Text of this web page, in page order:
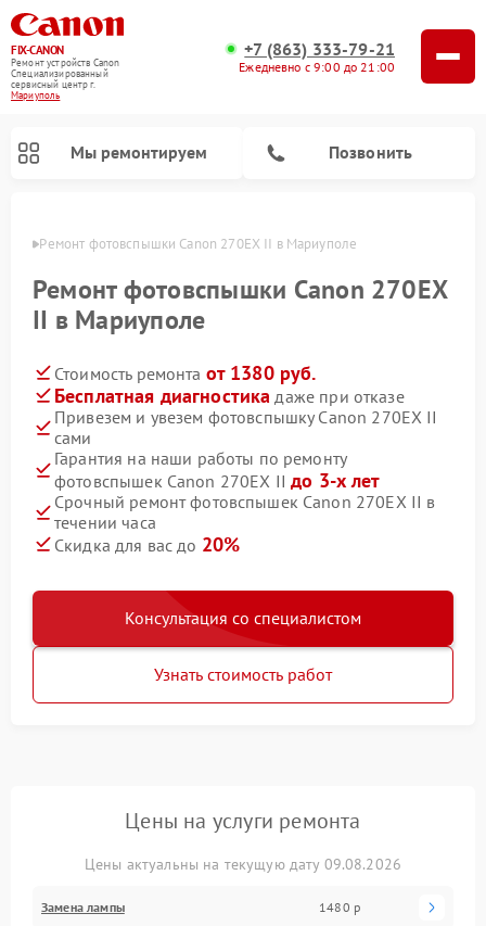
FIX-CANON
Ремонт устройств Canon
Специализированный
cервисный центр г.
Мариуполь
+7 (863) 333-79-21
Ежедневно с 9:00 до 21:00
Мы ремонтируем Позвонить
Ремонт фотовспышки Canon 270EX II в Мариуполе
Ремонт фотовспышки Canon 270EX
II в Мариуполе
Стоимость ремонта от 1380 руб.
Бесплатная диагностика даже при отказе
Привезем и увезем фотовспышку Canon 270EX II
сами
Гарантия на наши работы по ремонту
фотовспышек Canon 270EX IIдо 3-х лет
Срочный ремонт фотовспышек Canon 270EX II в
течении часа
Скидка для вас до 20%
Консультация со специалистом
Узнать стоимость работ
Цены на услуги ремонта
Цены актуальны на текущую дату 09.08.2026
Замена лампы 1480 р